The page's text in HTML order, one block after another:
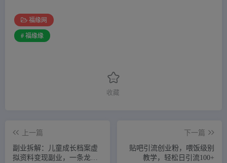
福缘网
# 福缘缘
收藏
上一篇
副业拆解：儿童成长档案虚
拟资料变现副业，一条龙实
下一篇
贴吧引流创业粉，喂饭级别
教学，轻松日引流100+